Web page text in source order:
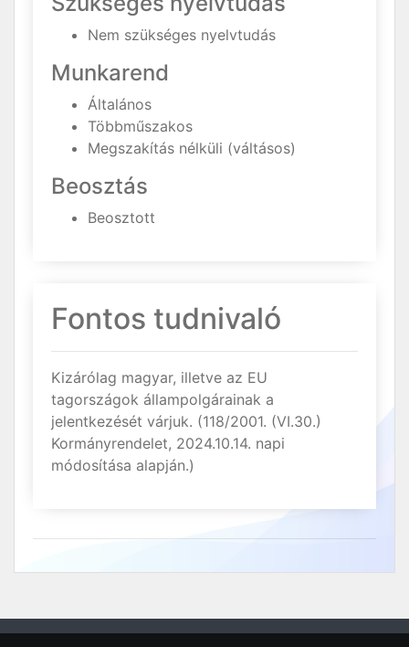
Nem szükséges nyelvtudás
Munkarend
Általános
Többműszakos
Megszakítás nélküli (váltásos)
Beosztás
Beosztott
Fontos tudnivaló
Kizárólag magyar, illetve az EU
tagországok állampolgárainak a
jelentkezését várjuk. (118/2001. (VI.30.)
Kormányrendelet, 2024.10.14. napi
módosítása alapján.)